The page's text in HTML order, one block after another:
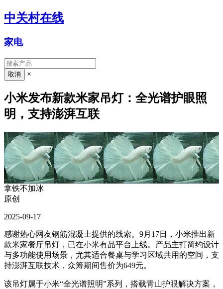
中关村在线
家电
×
小米发布新款米家吊灯：全光谱护眼照
明，支持澎湃互联
拿铁不加冰
原创
2025-09-17
感谢热心网友钢筋混凝土提供的线索。9月17日，小米推出新
款米家餐厅吊灯，已在小米有品平台上线。产品主打简约设计
与多功能使用场景，尤其适合餐桌与学习区域共用的空间，支
持澎湃互联技术，众筹期间售价为649元。
该吊灯属于小米“全光谱照明”系列，搭载青山护眼解决方案，